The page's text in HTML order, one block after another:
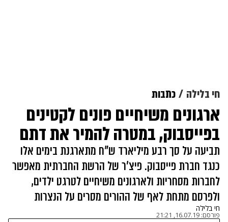
חי בלילה כתבות
ארגונים משיחיים פונים לקטינים
בפייסבוק, במטרה להמיר את דתם
תביעה על סך רבע מיליארד ש"ח מתארגנת בימים אלו
כנגד חברת פייסבוק. פיצ'ר של הרשת החברתית מאפשר
לחברות מסחריות ולארגונים משיחיים לטרגט ילדים,
ולפרסם מתחת לאף של ההורים מסרים על הנצרות
חי בלילה
פורסם: 16.07.19, 21:21